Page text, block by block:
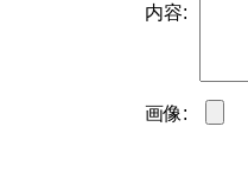
内容:
画像: